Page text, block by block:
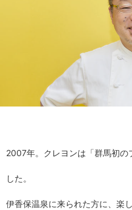
2007年。クレヨンは「群馬初の
した。
伊香保温泉に来られた方に、楽